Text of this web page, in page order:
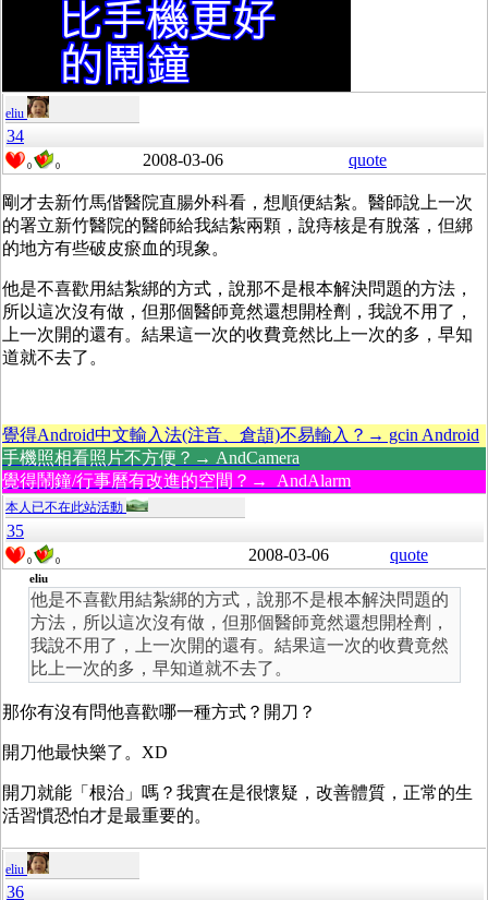
eliu
34
0 0 2008-03-06 quote
剛才去新竹馬偕醫院直腸外科看，想順便結紮。醫師說上一次
的署立新竹醫院的醫師給我結紮兩顆，說痔核是有脫落，但綁
的地方有些破皮瘀血的現象。
他是不喜歡用結紮綁的方式，說那不是根本解決問題的方法，
所以這次沒有做，但那個醫師竟然還想開栓劑，我說不用了，
上一次開的還有。結果這一次的收費竟然比上一次的多，早知
道就不去了。
覺得Android中文輸入法(注音、倉頡)不易輸入？→ gcin Android
手機照相看照片不方便？→ AndCamera
覺得鬧鐘/行事曆有改進的空間？→ AndAlarm
本人已不在此站活動
35
0 0 2008-03-06 quote
eliu
他是不喜歡用結紮綁的方式，說那不是根本解決問題的
方法，所以這次沒有做，但那個醫師竟然還想開栓劑，
我說不用了，上一次開的還有。結果這一次的收費竟然
比上一次的多，早知道就不去了。
那你有沒有問他喜歡哪一種方式？開刀？
開刀他最快樂了。XD
開刀就能「根治」嗎？我實在是很懷疑，改善體質，正常的生
活習慣恐怕才是最重要的。
eliu
36